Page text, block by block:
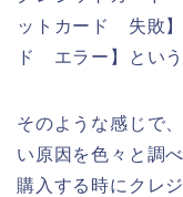
ットカード 失敗】
ド エラー】という
そのような感じで
い原因を色々と調
購入する時にクレ